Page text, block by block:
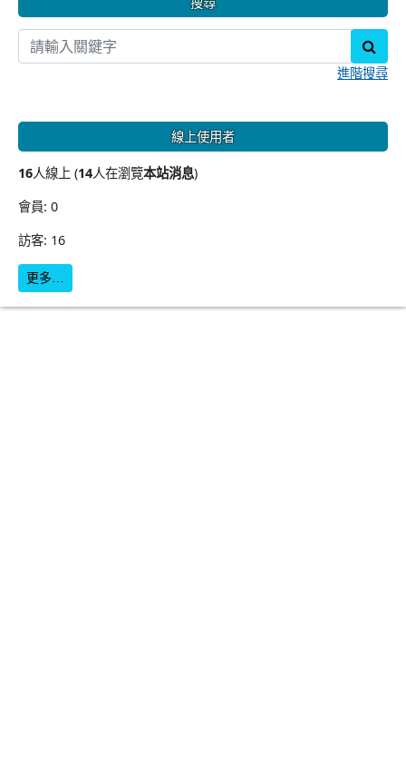
進階搜尋
線上使用者
16人線上 (14人在瀏覽本站消息)
會員: 0
訪客: 16
更多…